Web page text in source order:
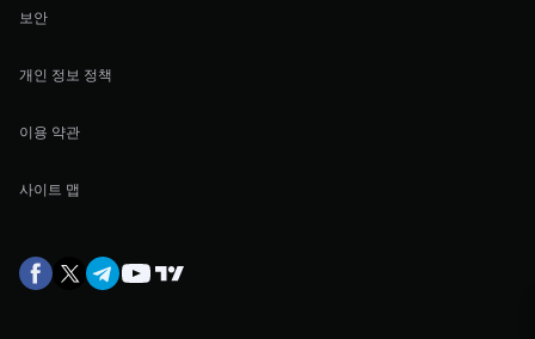
보안
개인 정보 정책
이용 약관
사이트 맵